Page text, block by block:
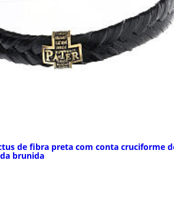
de fibra preta com conta cruciforme
brunida